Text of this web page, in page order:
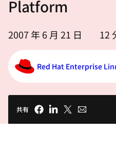
だ
い
Platform
2007 年 6 月 21 日 12
Red Hat Enterprise
共有